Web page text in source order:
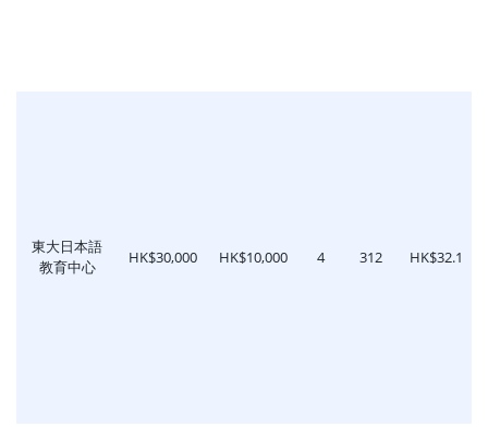
東大日本語
教育中心
HK$30,000 HK$10,000 4 312 HK$32.1